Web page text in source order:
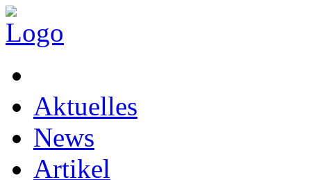
Aktuelles
News
Artikel